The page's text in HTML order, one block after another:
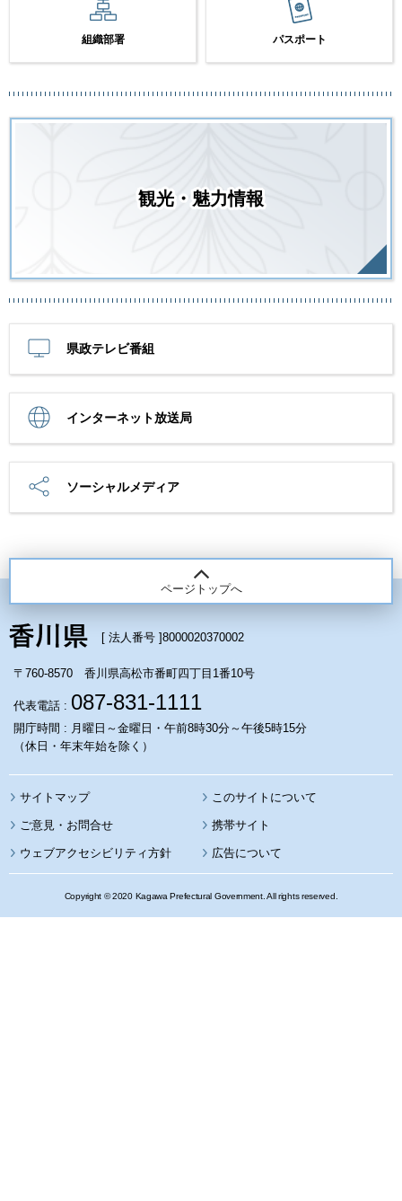
組織部署 パスポート
観光・魅力情報
県政テレビ番組
インターネット放送局
ソーシャルメディア
ページトップへ
[ 法人番号 ]8000020370002
〒760-8570 香川県高松市番町四丁目1番10号
代表電話 : 087-831-1111
開庁時間 : 月曜日～金曜日・午前8時30分～午後5時15分
（休日・年末年始を除く）
サイトマップ このサイトについて
携帯サイト
ウェブアクセシビリティ方針 広告について
Copyright © 2020 Kagawa Prefectural Government. All rights reserved.